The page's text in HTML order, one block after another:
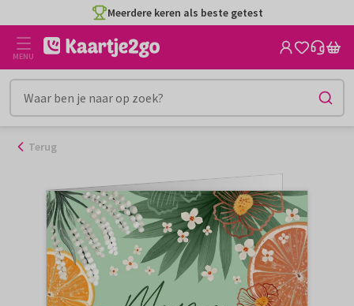
naar
inhoud
Meerdere keren als beste getest
MENU
Terug